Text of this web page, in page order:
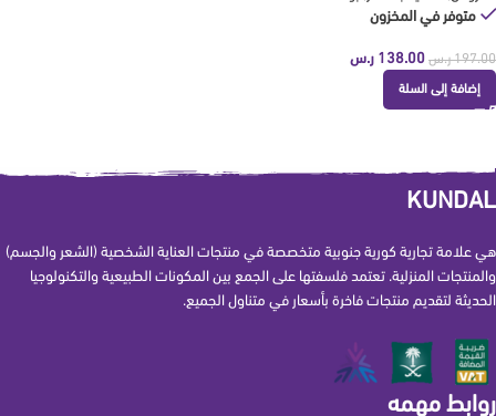
متوفر في المخزون
197.00 ر.س 138.00 ر.س
إضافة إلى السلة
KUNDAL
هي علامة تجارية كورية جنوبية متخصصة في منتجات العناية الشخصية (الشعر والجسم)
والمنتجات المنزلية. تعتمد فلسفتها على الجمع بين المكونات الطبيعية والتكنولوجيا
الحديثة لتقديم منتجات فاخرة بأسعار في متناول الجميع.
روابط مهمه